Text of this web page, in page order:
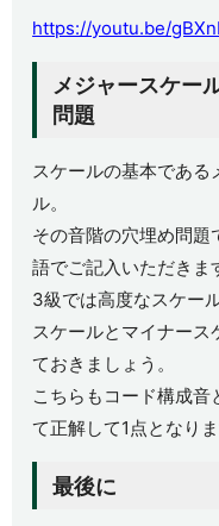
https://youtu.be/
メジャースケー
問題
スケールの基本である
ル。
その音階の穴埋め問
語でご記入いただきま
3級では高度なスケー
スケールとマイナース
ておきましょう。
こちらもコード構成
て正解して1点となりま
最後に